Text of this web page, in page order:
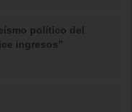
político del
ingresos”